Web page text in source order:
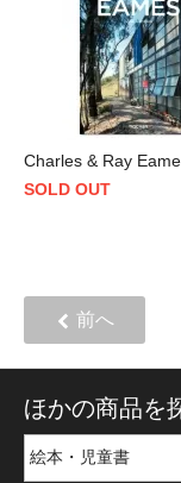
Charles & Ray
SOLD OUT
前へ
ほかの商品を